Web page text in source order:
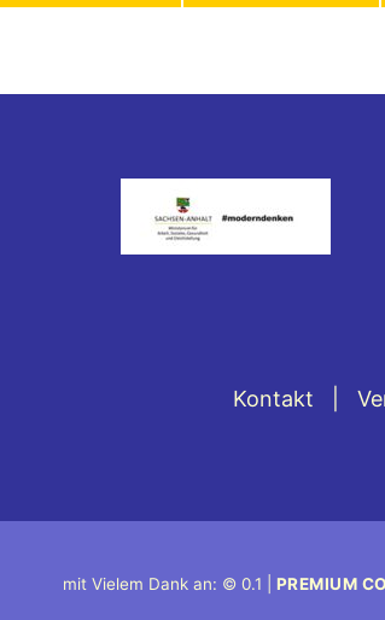
Kontakt
mit Vielem Dank an: © 0.1 | PREMIUM